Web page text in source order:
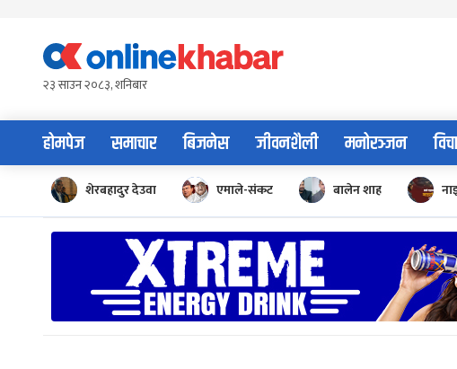
content२३ साउन २०८३, शनिबार
होमपेज समाचार बिजनेस जीवनशैली मनोरञ्जन
शेरबहादुर देउवा एमाले-संकट बालेन शाह